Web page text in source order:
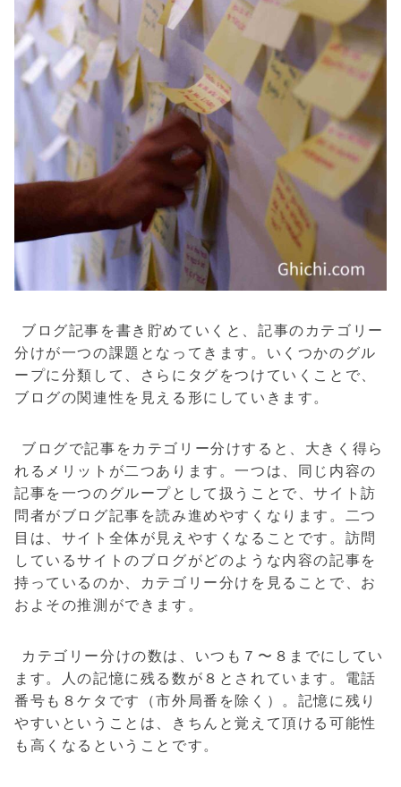
ブログ記事を書き貯めていくと、記事のカテゴリー
分けが一つの課題となってきます。いくつかのグル
ープに分類して、さらにタグをつけていくことで、
ブログの関連性を見える形にしていきます。
ブログで記事をカテゴリー分けすると、大きく得ら
れるメリットが二つあります。一つは、同じ内容の
記事を一つのグループとして扱うことで、サイト訪
問者がブログ記事を読み進めやすくなります。二つ
目は、サイト全体が見えやすくなることです。訪問
しているサイトのブログがどのような内容の記事を
持っているのか、カテゴリー分けを見ることで、お
およその推測ができます。
カテゴリー分けの数は、いつも７〜８までにしてい
ます。人の記憶に残る数が８とされています。電話
番号も８ケタです（市外局番を除く）。記憶に残り
やすいということは、きちんと覚えて頂ける可能性
も高くなるということです。